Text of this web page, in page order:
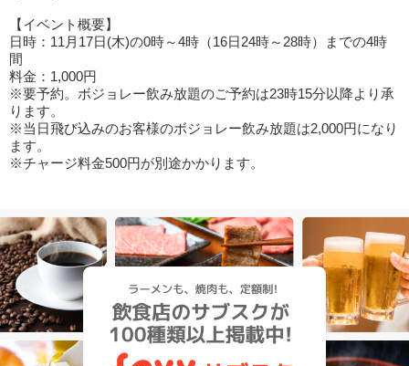
【イベント概要】
日時：11月17日(木)の0時～4時（16日24時～28時）までの4時
間
料金：1,000円
※要予約。ボジョレー飲み放題のご予約は23時15分以降より承
ります。
※当日飛び込みのお客様のボジョレー飲み放題は2,000円になり
ます。
※チャージ料金500円が別途かかります。